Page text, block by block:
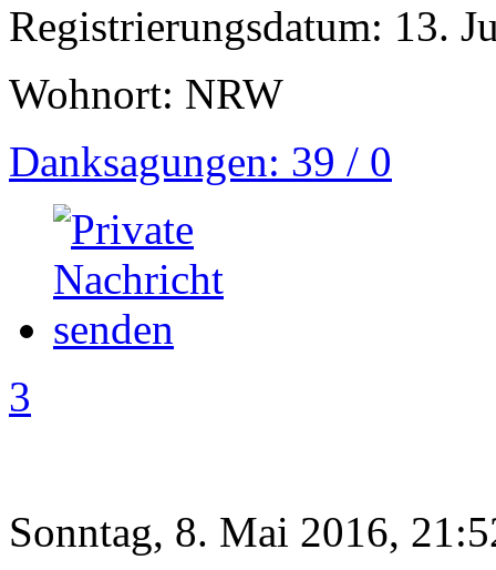
Registrierungsdatum: 13.
Wohnort: NRW
Danksagungen: 39 / 0
3
Sonntag, 8. Mai 2016,